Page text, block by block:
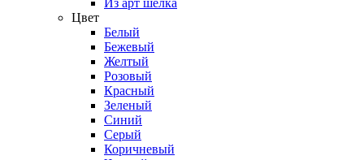
Из арт шелка
Цвет
Белый
Бежевый
Желтый
Розовый
Красный
Зеленый
Синий
Серый
Коричневый